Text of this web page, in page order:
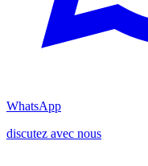
WhatsApp
discutez avec nous